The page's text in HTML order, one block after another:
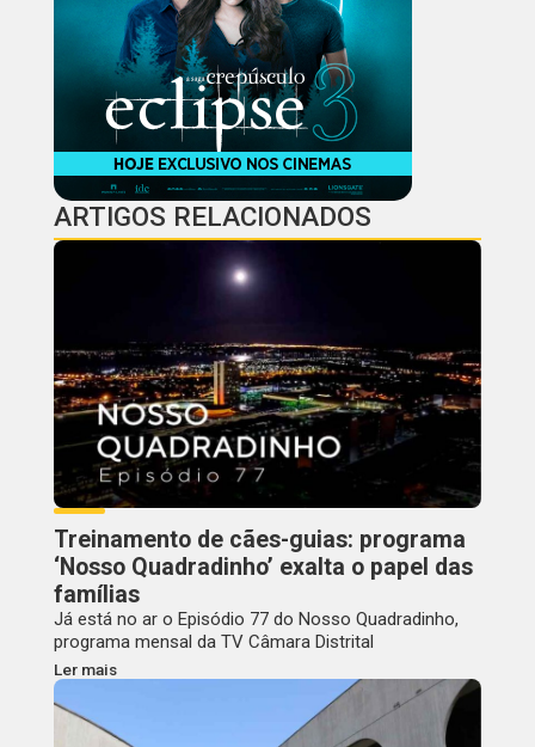
ARTIGOS RELACIONADOS
Treinamento de cães-guias: programa
‘Nosso Quadradinho’ exalta o papel das
famílias
Já está no ar o Episódio 77 do Nosso Quadradinho,
programa mensal da TV Câmara Distrital
Ler mais